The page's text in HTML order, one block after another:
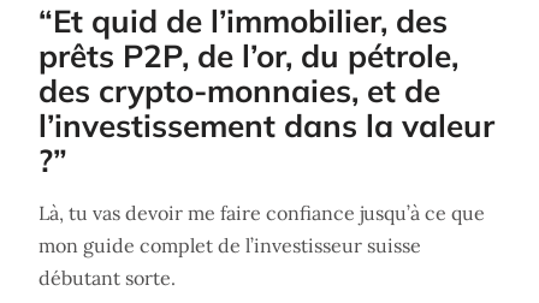
“Et quid de l’immobilier, des
prêts P2P, de l’or, du pétrole,
des crypto-monnaies, et de
l’investissement dans la valeur
?”
Là, tu vas devoir me faire confiance jusqu’à ce que
mon guide complet de l’investisseur suisse
débutant sorte.